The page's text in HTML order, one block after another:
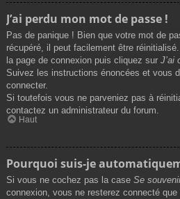
J’ai perdu mon mot de passe !
Pas de panique ! Bien que votre mot de
récupéré, il peut facilement être
la page de connexion puis cliquez sur J’ai
Suivez les instructions énoncées et vous
connecter.
Si toutefois vous ne parveniez pas à
contactez un administrateur du forum.
Haut
Pourquoi suis-je
Si vous ne cochez pas la case Se
connexion, vous ne resterez connecté